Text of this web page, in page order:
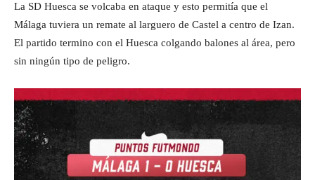
La SD Huesca se volcaba en ataque y esto permitía que el
Málaga tuviera un remate al larguero de Castel a centro de Izan.
El partido termino con el Huesca colgando balones al área, pero
sin ningún tipo de peligro.